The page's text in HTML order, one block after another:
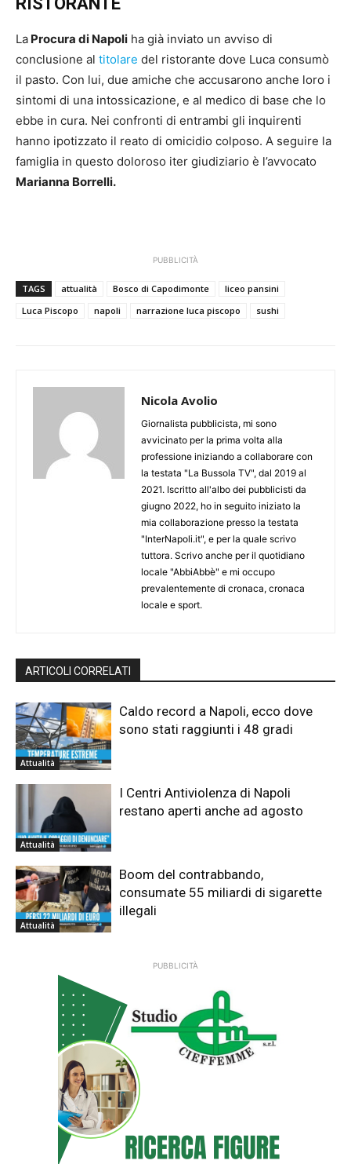
La Procura di Napoli ha già inviato un avviso di
conclusione al titolare del ristorante dove Luca consumò
il pasto. Con lui, due amiche che accusarono anche loro i
sintomi di una intossicazione, e al medico di base che lo
ebbe in cura. Nei confronti di entrambi gli inquirenti
hanno ipotizzato il reato di omicidio colposo. A seguire la
famiglia in questo doloroso iter giudiziario è l’avvocato
Marianna Borrelli.
PUBBLICITÀ
TAGS attualità Bosco di Capodimonte
liceo pansini
Luca Piscopo
napoli narrazione luca piscopo sushi
Nicola Avolio
Giornalista pubblicista, mi sono
avvicinato per la prima volta alla
professione iniziando a collaborare con
la testata "La Bussola TV", dal 2019 al
2021. Iscritto all'albo dei pubblicisti da
giugno 2022, ho in seguito iniziato la
mia collaborazione presso la testata
"InterNapoli.it", e per la quale scrivo
tuttora. Scrivo anche per il quotidiano
locale "AbbiAbbè" e mi occupo
prevalentemente di cronaca, cronaca
locale e sport.
ARTICOLI CORRELATI
Attualità
Caldo record a Napoli, ecco dove
sono stati raggiunti i 48 gradi
Attualità
I Centri Antiviolenza di Napoli
restano aperti anche ad agosto
Attualità
Boom del contrabbando,
consumate 55 miliardi di sigarette
illegali
PUBBLICITÀ